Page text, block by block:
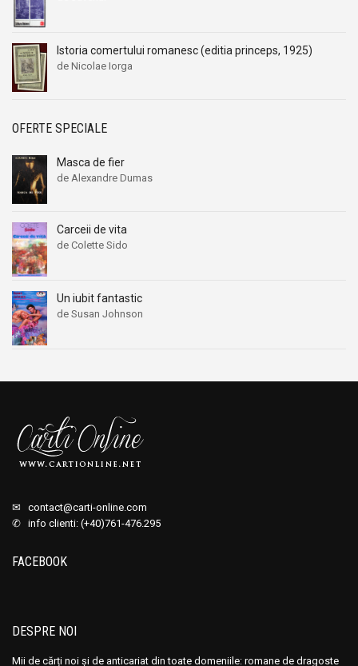
Istoria comertului romanesc (editia princeps, 1925)
de Nicolae Iorga
OFERTE SPECIALE
Masca de fier
de Alexandre Dumas
Carceii de vita
de Colette Sido
Un iubit fantastic
de Susan Johnson
✉ contact@carti-online.com
✆ info clienti: (+40)761-476.295
FACEBOOK
DESPRE NOI
Mii de cărți noi și de anticariat din toate domeniile: romane de dragoste